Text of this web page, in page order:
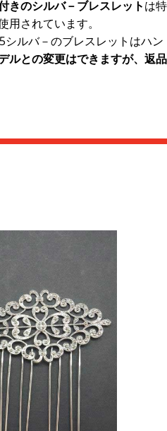
きのシルバ－ブレスレットは
用されています。
シルバ－のブレスレットはハ
ルとの変更はできますが、返